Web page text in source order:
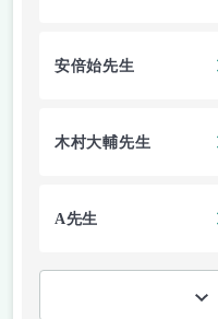
安倍始先生
木村大輔先生
A先生